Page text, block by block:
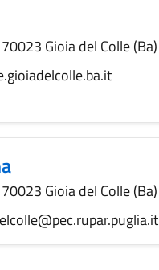
Gioia del Colle (Ba)
Gioia del Colle (Ba)